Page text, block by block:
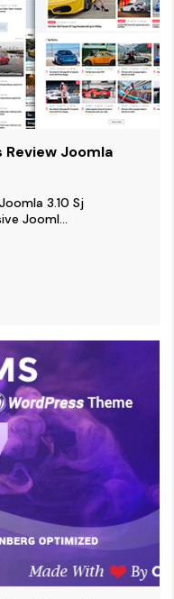
Review Joomla
3.10 Sj
Jooml...